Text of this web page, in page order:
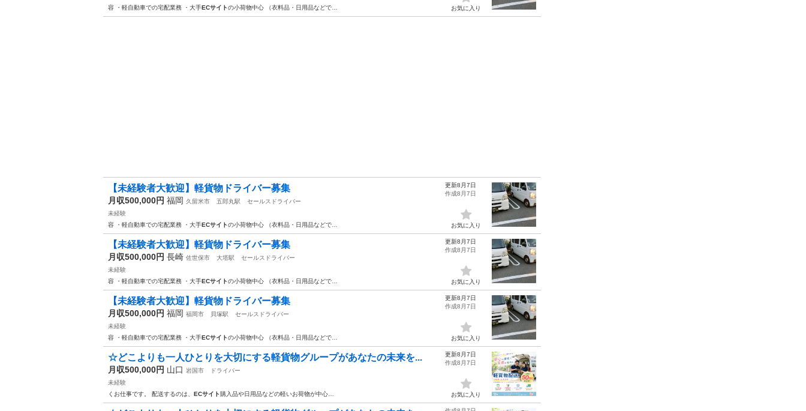
容 ・軽自動車での宅配業務 ・大手ECサイトの小荷物中心 （衣料品・日用品などで… お気に入り
【未経験者大歓迎】軽貨物ドライバー募集
月収500,000円 福岡 久留米市 五郎丸駅
セールスドライバー
未経験
容 ・軽自動車での宅配業務 ・大手ECサイトの小荷物中心 （衣料品・日用品などで…
更新8月7日
作成8月7日
お気に入り
【未経験者大歓迎】軽貨物ドライバー募集
月収500,000円 長崎 佐世保市 大塔駅
セールスドライバー
未経験
容 ・軽自動車での宅配業務 ・大手ECサイトの小荷物中心 （衣料品・日用品などで…
更新8月7日
作成8月7日
お気に入り
【未経験者大歓迎】軽貨物ドライバー募集
月収500,000円 福岡 福岡市 貝塚駅
セールスドライバー
未経験
容 ・軽自動車での宅配業務 ・大手ECサイトの小荷物中心 （衣料品・日用品などで…
更新8月7日
作成8月7日
お気に入り
☆どこよりも一人ひとりを大切にする軽貨物グループがあなたの未来を...
月収500,000円 山口 岩国市
ドライバー
未経験
くお仕事です。 配送するのは、 ECサイト 購入品や日用品などの軽いお荷物が中心…
更新8月7日
作成8月7日
お気に入り